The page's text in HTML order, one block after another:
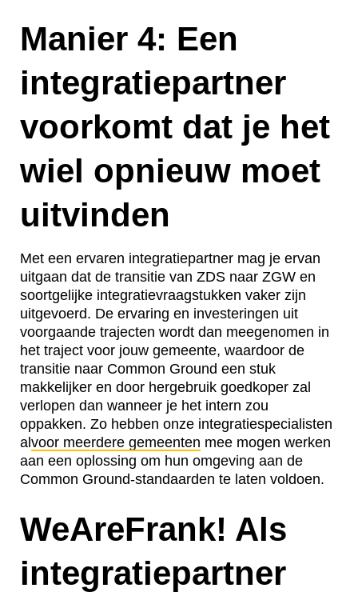
Manier 4: Een
integratiepartner
voorkomt dat je het
wiel opnieuw moet
uitvinden
Met een ervaren integratiepartner mag je ervan
uitgaan dat de transitie van ZDS naar ZGW en
soortgelijke integratievraagstukken vaker zijn
uitgevoerd. De ervaring en investeringen uit
voorgaande trajecten wordt dan meegenomen in
het traject voor jouw gemeente, waardoor de
transitie naar Common Ground een stuk
makkelijker en door hergebruik goedkoper zal
verlopen dan wanneer je het intern zou
oppakken. Zo hebben onze integratiespecialisten
al voor meerdere gemeenten mee mogen werken
aan een oplossing om hun omgeving aan de
Common Ground-standaarden te laten voldoen.
WeAreFrank! Als
integratiepartner